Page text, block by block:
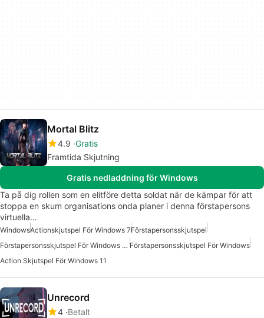
Mortal Blitz
4.9 Gratis
Framtida Skjutning
Gratis nedladdning för Windows
Ta på dig rollen som en elitföre detta soldat när de kämpar för att
stoppa en skum organisations onda planer i denna förstapersons
virtuella…
WindowsActionskjutspel För Windows 7Förstapersonsskjutspel
Förstapersonsskjutspel För Windows 10 Förstapersonsskjutspel För Windows
Action Skjutspel För Windows 11
Unrecord
4 Betalt